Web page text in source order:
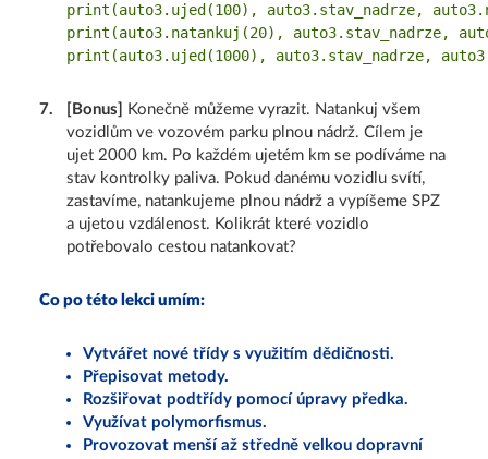
print(auto3.ujed(100), auto3.stav_nadrze,
print(auto3.natankuj(20), auto3.stav_nadrze,
7. [Bonus]
Konečně můžeme vyrazit. Natankuj všem
vozidlům ve vozovém parku plnou nádrž. Cílem je
ujet 2000 km. Po každém ujetém km se podíváme na
stav kontrolky paliva. Pokud danému vozidlu svítí,
zastavíme, natankujeme plnou nádrž a vypíšeme SPZ
a ujetou vzdálenost. Kolikrát které vozidlo
potřebovalo cestou natankovat?
Co po této lekci umím:
Vytvářet nové třídy s využitím dědičnosti.
Přepisovat metody.
Rozšiřovat podtřídy pomocí úpravy předka.
Využívat polymorfismus.
Provozovat menší až středně velkou dopravní